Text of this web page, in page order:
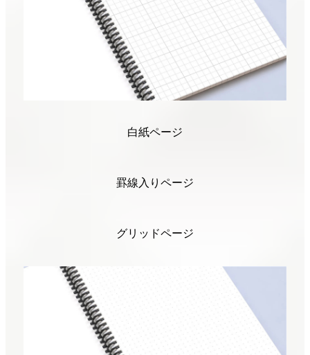
白紙ページ
罫線入りページ
グリッドページ